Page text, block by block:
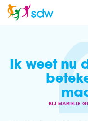
Ik weet nu
BIJ MARIËLLE